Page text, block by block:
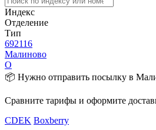
Индекс
Отделение
Тип
692116
Малиново
О
📦 Нужно отправить посылку в
Сравните тарифы и оформите
CDEK Boxberry